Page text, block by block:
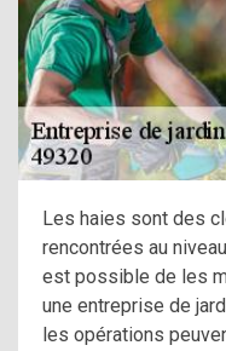
Les haies sont des
rencontrées au
est possible de les
une entreprise de
les opérations